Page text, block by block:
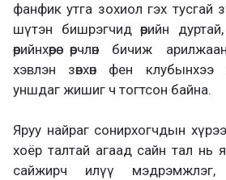
фанфик утга зохиол гэх тусгай
шүтэн бишрэгчид өөрийн
өөрийнхөөрөө өөрчлөн бичиж
хэвлэн зөвхөн фен клубынхээ
уншдаг жишиг ч тогтсон байна.
Яруу найраг сонирхогчдын
хоёр талтай агаад сайн тал нь
сайжирч илүү